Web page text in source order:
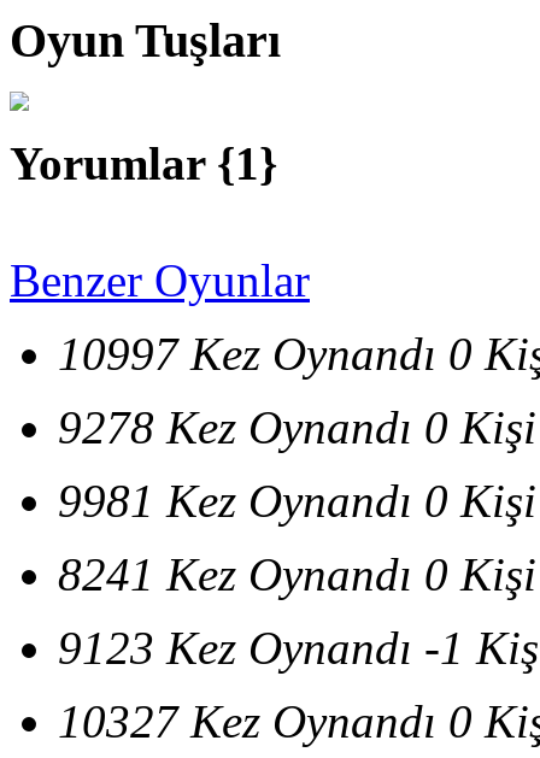
Oyun Tuşları
Yorumlar {1}
Benzer Oyunlar
10997 Kez Oynandı 0
9278 Kez Oynandı 0
9981 Kez Oynandı 0
8241 Kez Oynandı 0
9123 Kez Oynandı -1
10327 Kez Oynandı 0